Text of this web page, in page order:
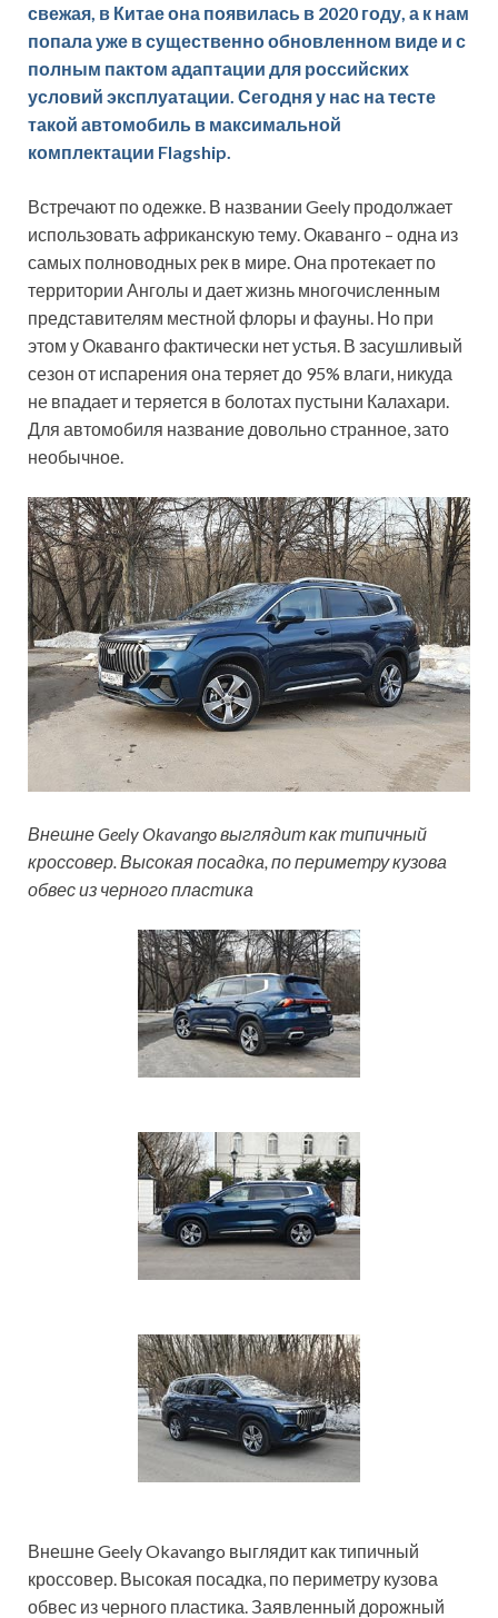
свежая, в Китае она появилась в 2020 году, а к нам
попала уже в существенно обновленном виде и с
полным пактом адаптации для российских
условий эксплуатации. Сегодня у нас на тесте
такой автомобиль в максимальной
комплектации Flagship.
Встречают по одежке. В названии Geely продолжает
использовать африканскую тему. Окаванго – одна из
самых полноводных рек в мире. Она протекает по
территории Анголы и дает жизнь многочисленным
представителям местной флоры и фауны. Но при
этом у Окаванго фактически нет устья. В засушливый
сезон от испарения она теряет до 95% влаги, никуда
не впадает и теряется в болотах пустыни Калахари.
Для автомобиля название довольно странное, зато
необычное.
Внешне Geely Okavango выглядит как типичный
кроссовер. Высокая посадка, по периметру кузова
обвес из черного пластика
Внешне Geely Okavango выглядит как типичный
кроссовер. Высокая посадка, по периметру кузова
обвес из черного пластика. Заявленный дорожный